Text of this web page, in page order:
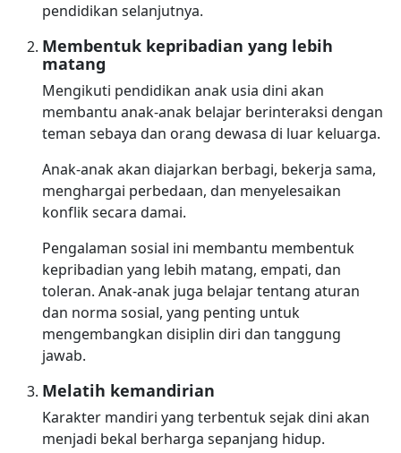
pendidikan selanjutnya.
Membentuk kepribadian yang lebih
matang
Mengikuti pendidikan anak usia dini akan
membantu anak-anak belajar berinteraksi dengan
teman sebaya dan orang dewasa di luar keluarga.
Anak-anak akan diajarkan berbagi, bekerja sama,
menghargai perbedaan, dan menyelesaikan
konflik secara damai.
Pengalaman sosial ini membantu membentuk
kepribadian yang lebih matang, empati, dan
toleran. Anak-anak juga belajar tentang aturan
dan norma sosial, yang penting untuk
mengembangkan disiplin diri dan tanggung
jawab.
Melatih kemandirian
Karakter mandiri yang terbentuk sejak dini akan
menjadi bekal berharga sepanjang hidup.